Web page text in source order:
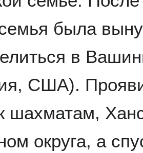
была
в
США).
шахматам,
округа, а